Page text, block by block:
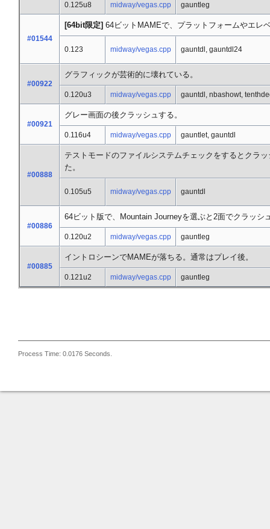
0.125u8 midway/vegas.cpp gauntleg
#01544
[64bit限定] 64ビットMAMEで、プラットフォームやエレ
0.123 midway/vegas.cpp gauntdl, gauntdl24
#00922
グラフィックが芸術的に壊れている。
0.120u3 midway/vegas.cpp gauntdl, nbashowt,
#00921
グレー画面の後クラッシュする。
0.116u4 midway/vegas.cpp gauntlet, gauntdl
#00888
テストモードのファイルシステムチェックをするとクラ
た。
0.105u5 midway/vegas.cpp gauntdl
#00886
64ビット版で、Mountain Journeyを選ぶと2面でクラッシ
0.120u2 midway/vegas.cpp gauntleg
#00885
イントロシーンでMAMEが落ちる。通常はプレイ後。
0.121u2 midway/vegas.cpp gauntleg
Process Time: 0.0176 Seconds.